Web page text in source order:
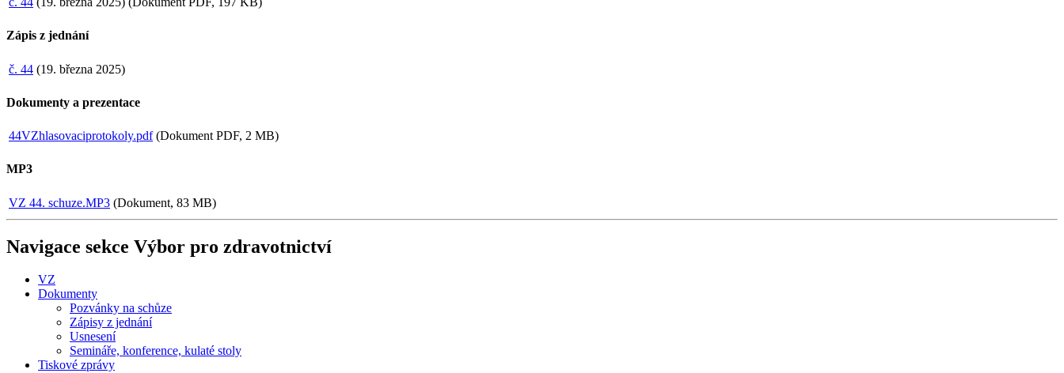
Zápis z jednání
č. 44 (19. března 2025)
Dokumenty a prezentace
44VZhlasovaciprotokoly.pdf(Dokument PDF, 2 MB)
MP3
VZ 44. schuze.MP3 (Dokument, 83 MB)
Navigace sekce Výbor pro zdravotnictví
VZ
Dokumenty
Pozvánky na schůze
Zápisy z jednání
Usnesení
Semináře, konference, kulaté stoly
Tiskové zprávy